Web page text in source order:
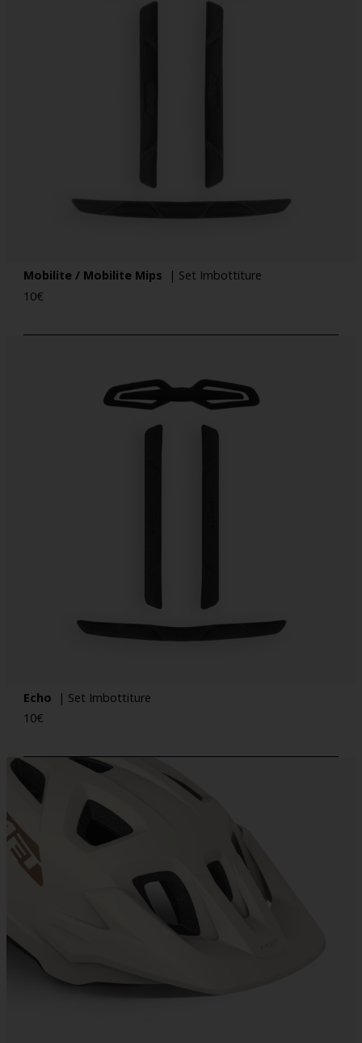
Mobilite / Mobilite Mips
| Set Imbottiture
10€
Echo
| Set Imbottiture
10€